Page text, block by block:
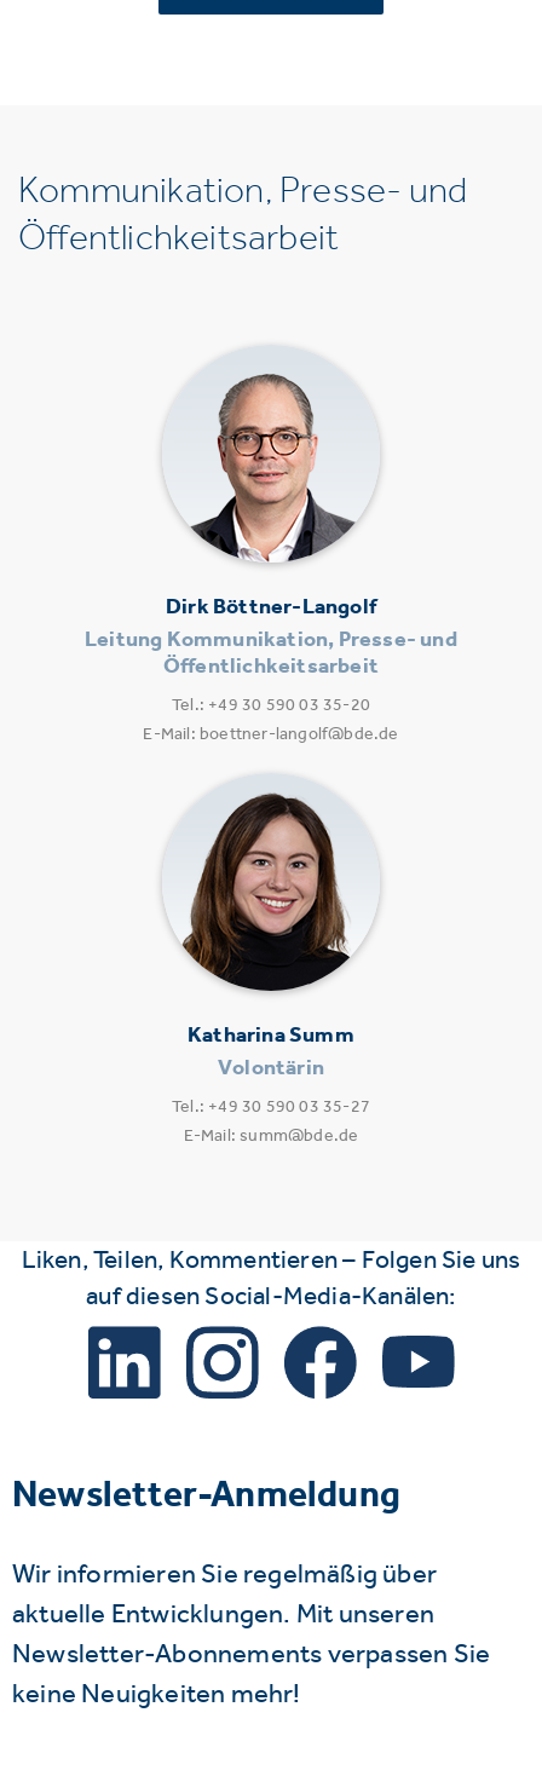
Kommunikation, Presse- und
Öffentlichkeitsarbeit
Dirk Böttner-Langolf
Leitung Kommunikation, Presse- und
Öffentlichkeitsarbeit
Tel.: +49 30 590 03 35-20
E-Mail: boettner-langolf@bde.de
Katharina Summ
Volontärin
Tel.: +49 30 590 03 35-27
E-Mail: summ@bde.de
Liken, Teilen, Kommentieren – Folgen Sie uns
auf diesen Social-Media-Kanälen:
Newsletter-Anmeldung
Wir informieren Sie regelmäßig über
aktuelle Entwicklungen. Mit unseren
Newsletter-Abonnements verpassen Sie
keine Neuigkeiten mehr!